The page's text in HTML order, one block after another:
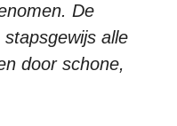
De
alle
door schone,